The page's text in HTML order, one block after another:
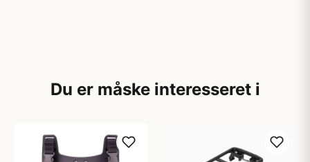
Du er måske interesseret i